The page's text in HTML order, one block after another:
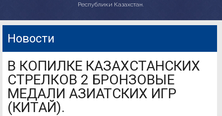
Республики Казахстан.
Новости
В КОПИЛКЕ КАЗАХСТАНСКИХ
СТРЕЛКОВ 2 БРОНЗОВЫЕ
МЕДАЛИ АЗИАТСКИХ ИГР
(КИТАЙ).